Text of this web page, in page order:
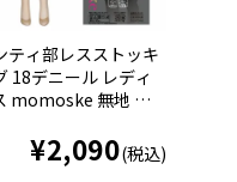
ティ部レスストッキ
18デニール レディ
momoske 無地 ゾ
1001
女性 フクスケ fukus
¥2,090(税込)